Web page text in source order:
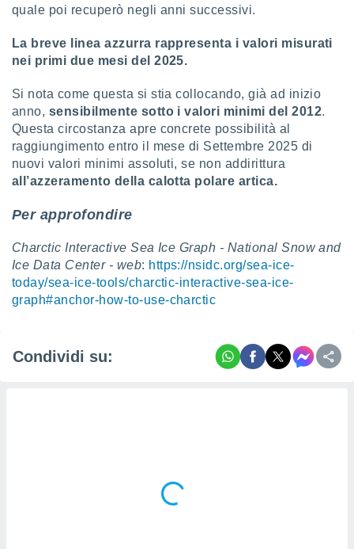
quale poi recuperò negli anni successivi.
La breve linea azzurra rappresenta i valori misurati
nei primi due mesi del 2025.
Si nota come questa si stia collocando, già ad inizio
anno, sensibilmente sotto i valori minimi del 2012.
Questa circostanza apre concrete possibilità al
raggiungimento entro il mese di Settembre 2025 di
nuovi valori minimi assoluti, se non addirittura
all’azzeramento della calotta polare artica.
Per approfondire
Charctic Interactive Sea Ice Graph - National Snow and
Ice Data Center - web: https://nsidc.org/sea-ice-
today/sea-ice-tools/charctic-interactive-sea-ice-
graph#anchor-how-to-use-charctic
Condividi su: